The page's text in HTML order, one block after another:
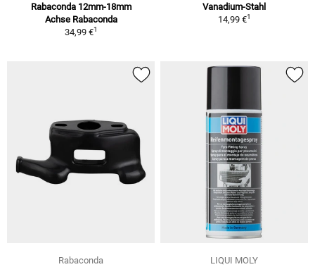
Rabaconda 12mm-18mm
Achse Rabaconda
34,99 €1
Vanadium-Stahl
14,99 €1
Rabaconda
LIQUI MOLY